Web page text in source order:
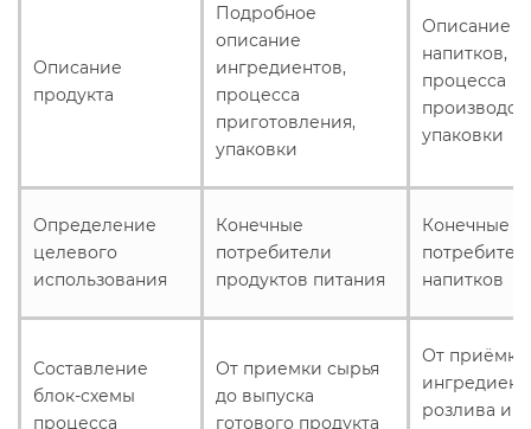
Описание
продукта
Подробное
описание
ингредиентов,
процесса
приготовления,
упаковки
Описание
напитков,
процесса
упаковки
Определение
целевого
использования
Конечные
потребители
продуктов питания
Конечные
напитков
Составление
блок-схемы
процесса
От приемки сырья
до выпуска
готового продукта
От приёмки
розлива и